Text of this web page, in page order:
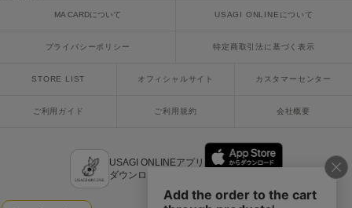
USAGI Gift
ウサギアイテム
USAGI Vintage
MA CARDについて USAGI ONLINEについて
プライバシーポリシー 特定商取引法に基づく表示
STORE LIST オフィシャルサイト カスタマーセンター
ご利用ガイド ご利用規約 会社概要
USAGI ONLINEアプリ
ダウンロードはこちら